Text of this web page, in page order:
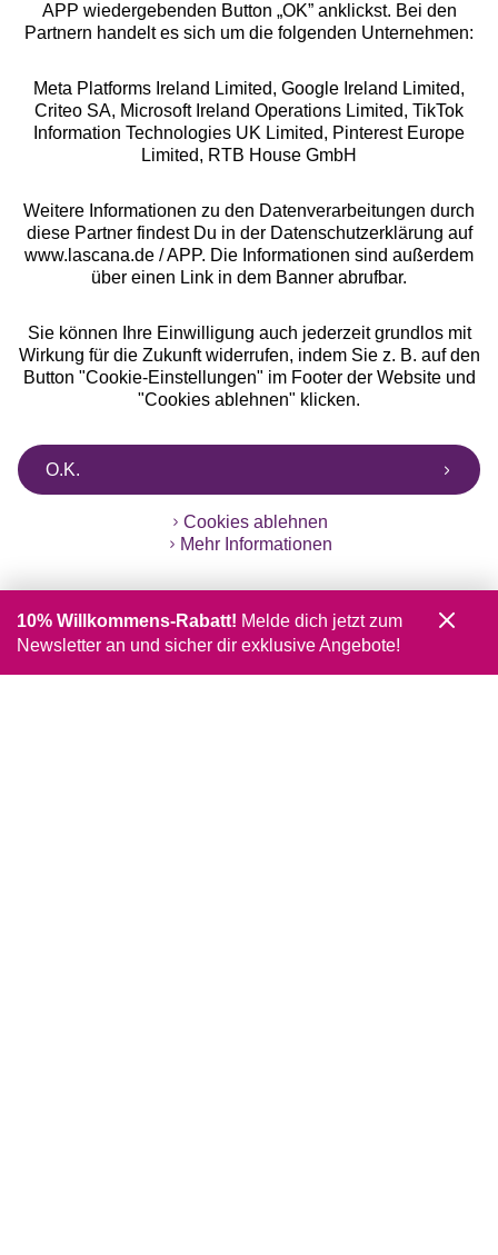
Alle Preise inkl. MwSt., zzgl.
Versandkosten
** Bonität vorausgesetzt, berechtigt zur Bonitätsprüfung
APP wiedergebenden Button „OK” anklickst. Bei den
Partnern handelt es sich um die folgenden Unternehmen:
Meta Platforms Ireland Limited, Google Ireland Limited,
Criteo SA, Microsoft Ireland Operations Limited, TikTok
Information Technologies UK Limited, Pinterest Europe
Limited, RTB House GmbH
Weitere Informationen zu den Datenverarbeitungen durch
diese Partner findest Du in der Datenschutzerklärung auf
www.lascana.de / APP. Die Informationen sind außerdem
über einen Link in dem Banner abrufbar.
Sie können Ihre Einwilligung auch jederzeit grundlos mit
Wirkung für die Zukunft widerrufen, indem Sie z. B. auf den
Button "Cookie-Einstellungen" im Footer der Website und
"Cookies ablehnen" klicken.
O.K.
Cookies ablehnen
Mehr Informationen
10% Willkommens-Rabatt! Melde dich jetzt zum
Newsletter an und sicher dir exklusive Angebote!